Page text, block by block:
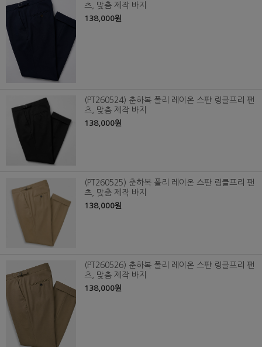
츠, 맞춤 제작 바지
138,000원
(PT260524) 춘하복 폴리 레이온 스판 링클프리 팬
츠, 맞춤 제작 바지
138,000원
(PT260525) 춘하복 폴리 레이온 스판 링클프리 팬
츠, 맞춤 제작 바지
138,000원
(PT260526) 춘하복 폴리 레이온 스판 링클프리 팬
츠, 맞춤 제작 바지
138,000원